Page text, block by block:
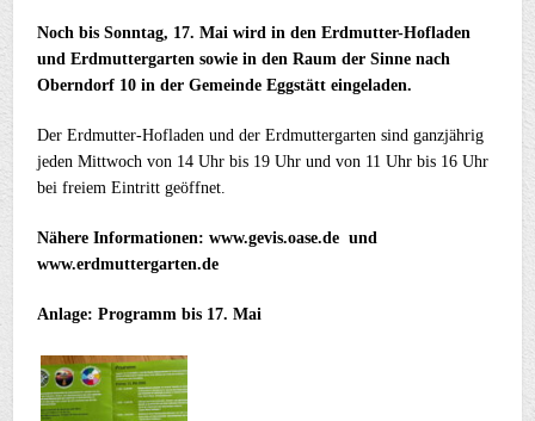
Noch bis Sonntag, 17. Mai wird in den Erdmutter-Hofladen
und Erdmuttergarten sowie in den Raum der Sinne nach
Oberndorf 10 in der Gemeinde Eggstätt eingeladen.
Der Erdmutter-Hofladen und der Erdmuttergarten sind ganzjährig
jeden Mittwoch von 14 Uhr bis 19 Uhr und von 11 Uhr bis 16 Uhr
bei freiem Eintritt geöffnet.
Nähere Informationen: www.gevis.oase.de und
www.erdmuttergarten.de
Anlage: Programm bis 17. Mai